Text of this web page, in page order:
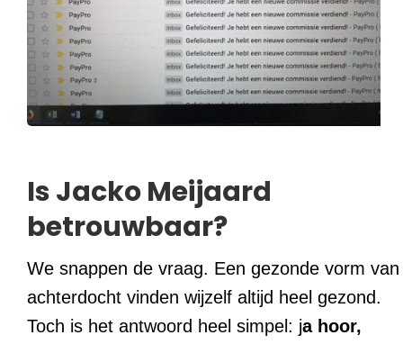
Is Jacko Meijaard
betrouwbaar?
We snappen de vraag. Een gezonde vorm van
achterdocht vinden wijzelf altijd heel gezond.
Toch is het antwoord heel simpel: ja hoor,